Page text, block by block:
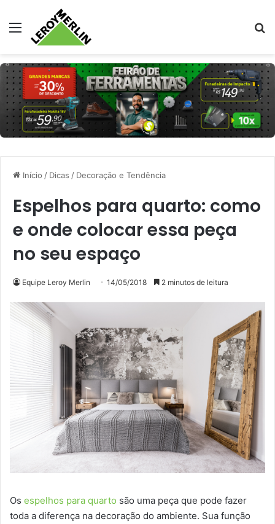
Menu
Início / Dicas / Decoração e Tendência
Espelhos para quarto: como
e onde colocar essa peça
no seu espaço
Equipe Leroy Merlin 14/05/2018 2 minutos de leitura
Os espelhos para quarto são uma peça que pode fazer
toda a diferença na decoração do ambiente. Sua função